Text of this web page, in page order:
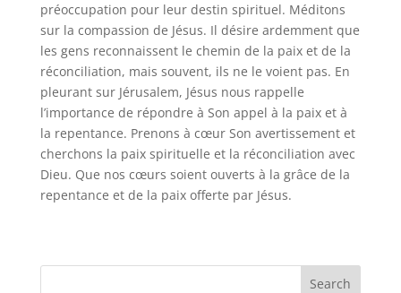
préoccupation pour leur destin spirituel. Méditons
sur la compassion de Jésus. Il désire ardemment que
les gens reconnaissent le chemin de la paix et de la
réconciliation, mais souvent, ils ne le voient pas. En
pleurant sur Jérusalem, Jésus nous rappelle
l’importance de répondre à Son appel à la paix et à
la repentance. Prenons à cœur Son avertissement et
cherchons la paix spirituelle et la réconciliation avec
Dieu. Que nos cœurs soient ouverts à la grâce de la
repentance et de la paix offerte par Jésus.
Search